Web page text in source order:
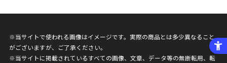
※当サイトで使われる画像はイメージです。実際の商品とは多少異なること
がございますが、ご了承ください。
※当サイトに掲載されているすべての画像、文章、データ等の無断転用、転